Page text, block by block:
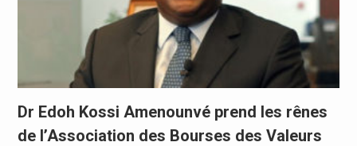
Dr Edoh Kossi Amenounvé prend les rênes
de l’Association des Bourses des Valeurs